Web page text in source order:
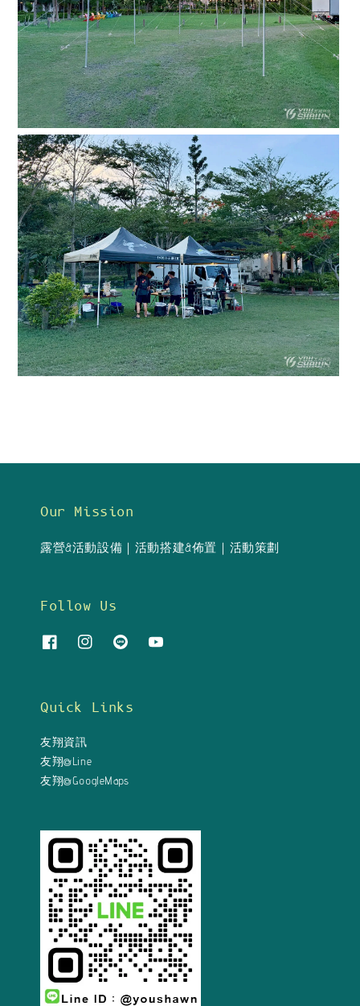
Our Mission
露營&活動設備｜活動搭建&佈置｜活動策劃
Follow Us
Quick Links
友翔資訊
友翔@Line
友翔@GoogleMaps